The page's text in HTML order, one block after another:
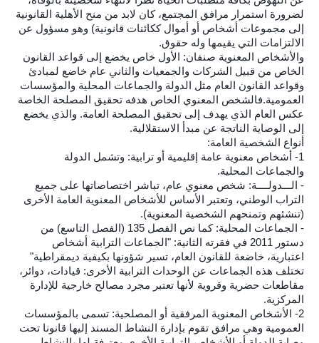
لضرورة استمرار مرافق المجتمع، كان لابد من منح الأهلية القانونية
إلى مجموعات أشخاص أو أموال ككائنات قانونية) وهو مسؤول عن
الالتزامات التي يقيمها وله حقوق.
والأشخاص المعنوية صنفان: الأول خاص يخضع إلى قواعد القانون
الخاص من قبيل الشركات والجمعيات والثاني عام خاضع لمبادئ
وقواعد القانون العام مثل الدولة والجماعات المحلية والمؤسسات
العمومية.فالشخص المعنوي الخاص هدفه تحقيق المصلحة الخاصة
عكس العام الذي يهدف إلى تحقيق المصلحة العامة. والذي يخضع
إلى الوصاية الناتجة عن مبدأ الاستقلالية.
أنواع الشخصية العامة:
1- أشخاص معنوية عامة إقليمية أو ترابية: وتشمل الدولة
والجماعات المحلية.
- الـــدولــــة: شخص معنوي عام، تباشر اختصاصاتها على جميع
التراب الوطني، وتعتبر الأساس للأشخاص المعنوية العامة الأخرى
(تنشئهم وتمنحهم الشخصية المعنوية).
- الجماعات المحلية: كما نص الفصل 135 (الفصل التاسع) من
دستور 2011 في فقرته الثانية: "الجماعات الترابية أشخاص
اعتبارية، خاضعة للقانون العام، تسير شؤونها بكيفية ديمقراطية"
تختلف هذه الجماعات عن الوحدات الترابية الأخرى: قيادات، دوائر،
مقاطعات حضرية وقروية لأنها تعتبر مجرد مصالح خارجية للإدارة
المركزية.
2- الأشخاص المعنوية المرفقية أو المصلحية: تسمى بالمؤسسات
العمومية وهي مرافق تقوم بإدارة النشاط المسند إليها قانونا تحت